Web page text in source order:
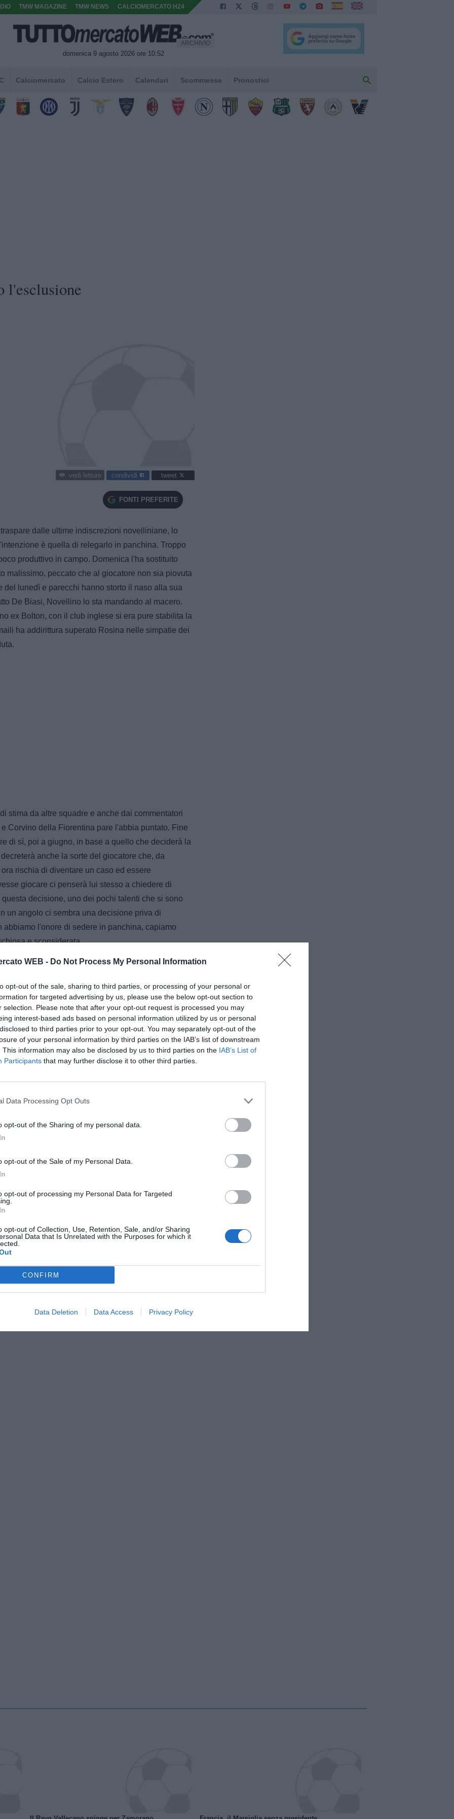
WEB - Do Not Process My Personal Information
opt-out of the sale, sharing to third parties, or processing of your personal or
for targeted advertising by us, please use the below opt-out section to
selection. Please note that after your opt-out request is processed you may
interest-based ads based on personal information utilized by us or personal
to third parties prior to your opt-out. You may separately opt-out of the
of your personal information by third parties on the IAB’s list of downstream
This information may also be disclosed by us to third parties on the IAB’s List of
Participants that may further disclose it to other third parties.
Data Processing Opt Outs
opt-out of the Sharing of my personal data.
opt-out of the Sale of my Personal Data.
opt-out of processing my Personal Data for Targeted
opt-out of Collection, Use, Retention, Sale, and/or Sharing
Data that Is Unrelated with the Purposes for which it
CONFIRM
Data Deletion Data Access Privacy Policy
TMW MAGAZINE TMW NEWS CALCIOMERCATO H24
domenica 9 agosto 2026 ore 10:52
ARCHIVIO
Calciomercato Calcio Estero Calendari Scommesse Pronostici
l'esclusione
vedi letture condividi tweet
FONTI PREFERITE
dalle ultime indiscrezioni novelliniane, lo
è quella di relegarlo in panchina. Troppo
produttivo in campo. Domenica l'ha sostituito
malissimo, peccato che al giocatore non sia piovuta
lunedì e parecchi hanno storto il naso alla sua
De Biasi, Novellino lo sta mandando al macero.
ex Bolton, con il club inglese si era pure stabilita la
ha addirittura superato Rosina nelle simpatie dei
stima da altre squadre e anche dai commentatori
Corvino della Fiorentina pare l'abbia puntato. Fine
di sì, poi a giugno, in base a quello che deciderà la
anche la sorte del giocatore che, da
rischia di diventare un caso ed essere
giocare ci penserà lui stesso a chiedere di
decisione, uno dei pochi talenti che si sono
un angolo ci sembra una decisione priva di
l'onore di sedere in panchina, capiamo
e sconsiderata.
se sono questi gli uomini su cui punta Novellino, c'è
pare assurdo tenere in panchina Barone che
in questo caso sarà deprezzato, con notevoli danni
aveva investito molto. Ora tutto è riposto in
Comunque Cairo ci pensi bene prima di far
Un presidente non dovrebbe entrare nelle scelte
un suo intervento ci sembra doveroso.
DAZN e PRIME in promo a soli
Attiva ora Online!